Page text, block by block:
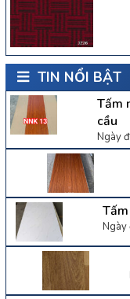
TIN NỔI BẬT
Tấm
cầu
Ngày
Ngày